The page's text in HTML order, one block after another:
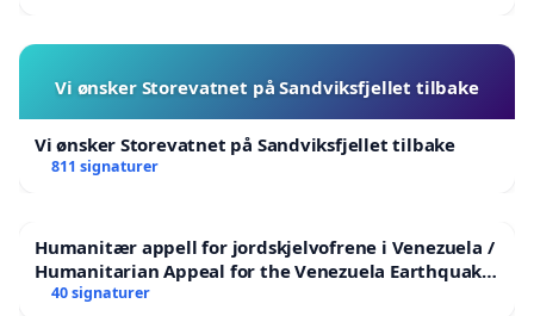
Vi ønsker Storevatnet på Sandviksfjellet tilbake
Vi ønsker Storevatnet på Sandviksfjellet tilbake
811 signaturer
Humanitær appell for jordskjelvofrene i Venezuela /
Humanitarian Appeal for the Venezuela Earthquake
Victims
40 signaturer